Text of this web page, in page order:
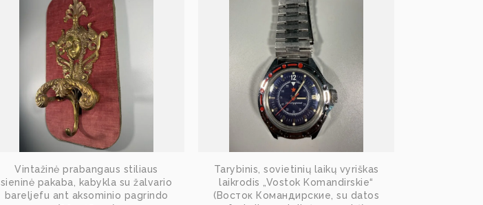
Vintažinė prabangaus stiliaus
sieninė pakaba, kabykla su žalvario
bareljefu ant aksominio pagrindo
Tarybinis, sovietinių laikų vyriškas
laikrodis „Vostok Komandirskie“
(Восток Командирские, su datos